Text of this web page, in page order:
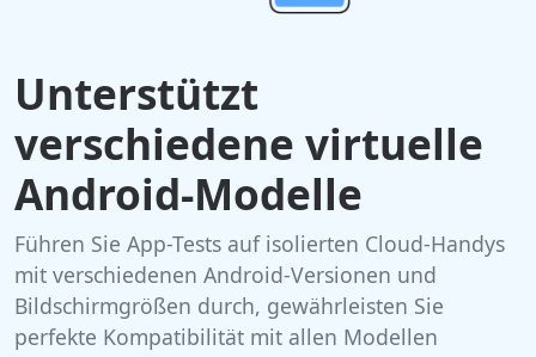
Unterstützt
verschiedene virtuelle
Android-Modelle
Führen Sie App-Tests auf isolierten Cloud-Handys
mit verschiedenen Android-Versionen und
Bildschirmgrößen durch, gewährleisten Sie
perfekte Kompatibilität mit allen Modellen